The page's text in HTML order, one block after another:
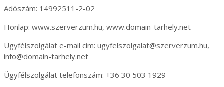
Adószám: 14992511-2-02
Honlap: www.szerverzum.hu, www.domain-tarhely.net
Ügyfélszolgálat e-mail cím: ugyfelszolgalat@szerverzum.hu,
info@domain-tarhely.net
Ügyfélszolgálat telefonszám: +36 30 503 1929